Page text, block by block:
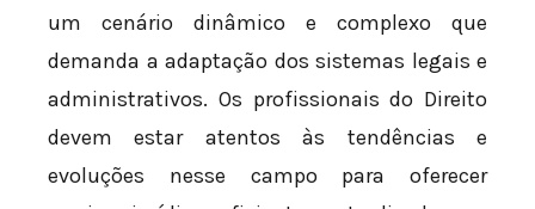
um cenário dinâmico e complexo que
demanda a adaptação dos sistemas legais e
administrativos. Os profissionais do Direito
devem estar atentos às tendências e
evoluções nesse campo para oferecer